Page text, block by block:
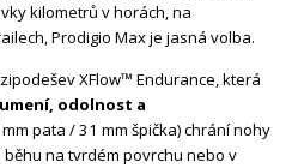
kilometrů v horách, na
Prodigio Max je jasná volba.
XFlow™ Endurance, která
odolnost a
pata / 31 mm špička) chrání nohy
na tvrdém povrchu nebo v